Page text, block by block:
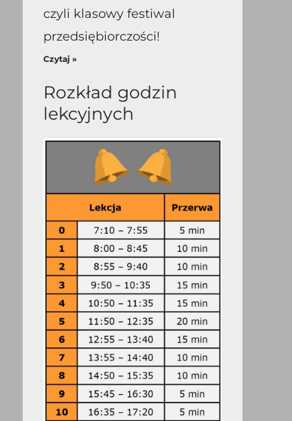
czyli klasowy festiwal
przedsiębiorczości!
Czytaj »
Rozkład godzin
lekcyjnych